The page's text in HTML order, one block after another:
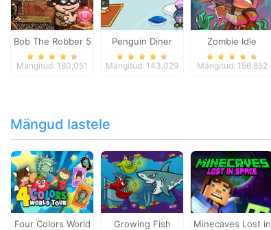
Bob The Robber 5
Temple Adventure
Mängitud: 180,051
Penguin Diner
Mängitud: 143,029
Zombie Idle
Defense Online
Mängitud: 156,852
Mängud lastele
Four Colors World
Growing Fish
Minecaves Lost in